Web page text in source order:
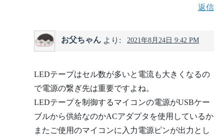
返信
お父ちゃん より: 2021年8月24日 9:42 PM
LEDテープはセル数が多いと電流も大きくなるの
で電源の繋ぎ先は重要ですよね。
LEDテープを制御するマイコンの電源がUSBケー
ブルから供給なのかACアダプタを使用しているか
またご使用のマイコンに入力電源ピンが出力とし